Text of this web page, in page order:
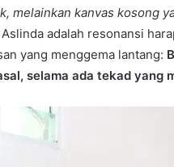
melainkan kanvas kosong
adalah resonansi
yang menggema lantang:
selama ada tekad yang